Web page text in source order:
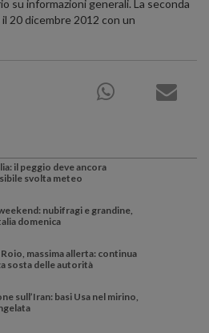
su informazioni generali. La seconda
20 dicembre 2012 con un
il peggio deve ancora
svolta meteo
nubifragi e grandine,
domenica
massima allerta: continua
sosta delle autorità
sull’Iran: basi Usa nel mirino,